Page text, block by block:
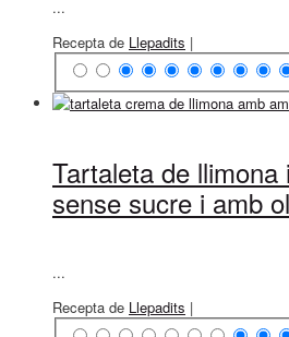
...
Recepta de Llepadits |
Tartaleta de llimona
sense sucre i amb
...
Recepta de Llepadits |